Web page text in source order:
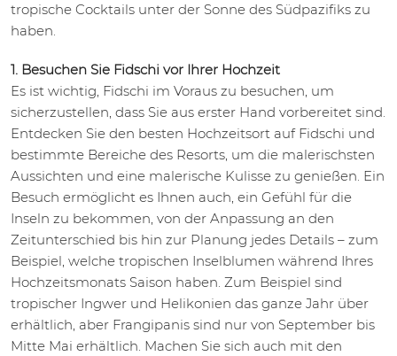
tropische Cocktails unter der Sonne des Südpazifiks zu
haben.
1. Besuchen Sie Fidschi vor Ihrer Hochzeit
Es ist wichtig, Fidschi im Voraus zu besuchen, um
sicherzustellen, dass Sie aus erster Hand vorbereitet sind.
Entdecken Sie den besten Hochzeitsort auf Fidschi und
bestimmte Bereiche des Resorts, um die malerischsten
Aussichten und eine malerische Kulisse zu genießen. Ein
Besuch ermöglicht es Ihnen auch, ein Gefühl für die
Inseln zu bekommen, von der Anpassung an den
Zeitunterschied bis hin zur Planung jedes Details – zum
Beispiel, welche tropischen Inselblumen während Ihres
Hochzeitsmonats Saison haben. Zum Beispiel sind
tropischer Ingwer und Helikonien das ganze Jahr über
erhältlich, aber Frangipanis sind nur von September bis
Mitte Mai erhältlich. Machen Sie sich auch mit den